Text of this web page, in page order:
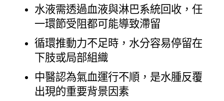
水液需透過血液與淋巴系統回收，任
一環節受阻都可能導致滯留
循環推動力不足時，水分容易停留在
下肢或局部組織
中醫認為氣血運行不順，是水腫反覆
出現的重要背景因素